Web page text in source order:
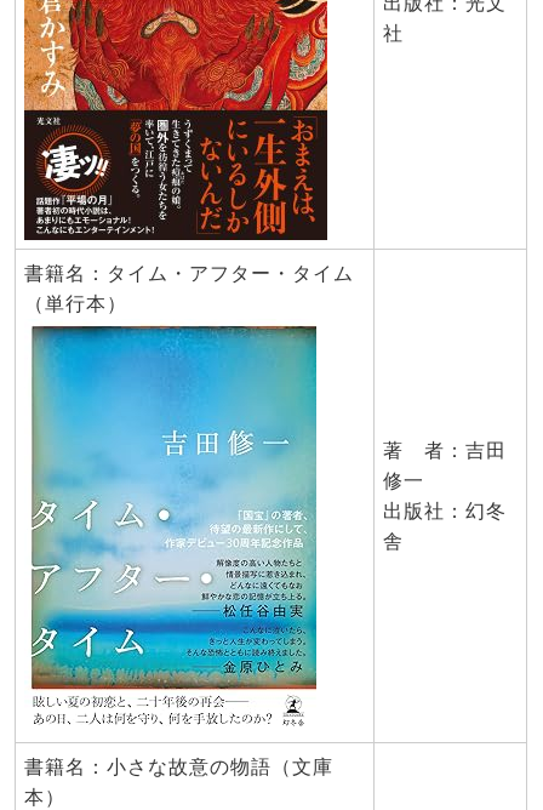
社
書籍名：タイム・アフター・タイム
（単行本）
著 者：吉田
修一
出版社：幻冬
舎
書籍名：小さな故意の物語（文庫
本）